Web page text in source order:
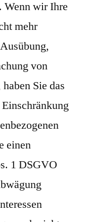
Wenn wir Ihre
mehr
von
Sie das
einen
1 DSGVO